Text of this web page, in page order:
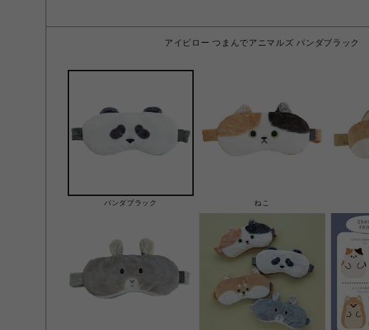
アイピロー つまんでアニマルズ パンダブラック
パンダブラック ねこ